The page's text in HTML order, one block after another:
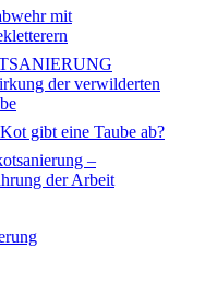
mit
der verwilderten
gibt eine Taube ab?
–
der Arbeit